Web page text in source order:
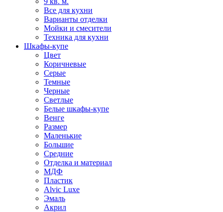
Все для кухни
Варианты отделки
Мойки и смесители
Техника для кухни
Шкафы-купе
Цвет
Коричневые
Серые
Темные
Черные
Светлые
Белые шкафы-купе
Венге
Размер
Маленькие
Большие
Средние
Отделка и материал
МДФ
Пластик
Alvic Luxe
Эмаль
Акрил